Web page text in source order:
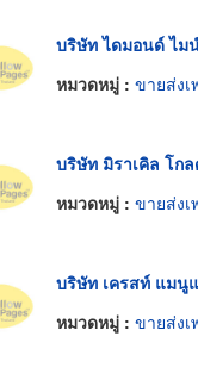
บริษัท ไดมอนด์ ไม
หมวดหมู่ : ขายส่งเ
บริษัท มิราเคิล โก
หมวดหมู่ : ขายส่งเ
บริษัท เครสท์ แมนู
หมวดหมู่ : ขายส่งเ